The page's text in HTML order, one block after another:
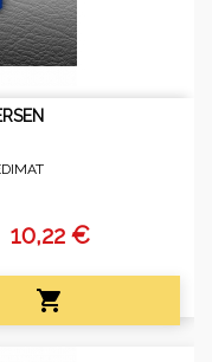
10,22 €
